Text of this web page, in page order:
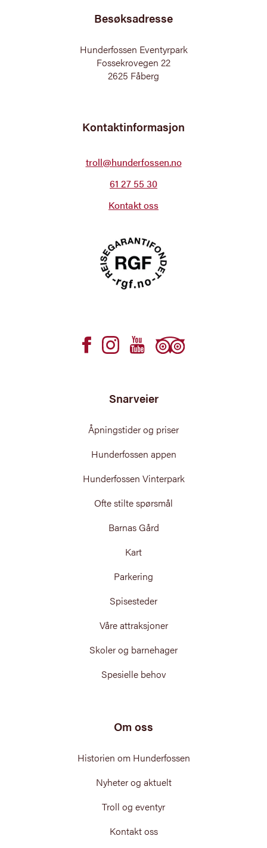
Besøksadresse
Hunderfossen Eventyrpark
Fossekrovegen 22
2625 Fåberg
Kontaktinformasjon
troll@hunderfossen.no
61 27 55 30
Kontakt oss
Snarveier
Åpningstider og priser
Hunderfossen appen
Hunderfossen Vinterpark
Ofte stilte spørsmål
Barnas Gård
Kart
Parkering
Spisesteder
Våre attraksjoner
Skoler og barnehager
Spesielle behov
Om oss
Historien om Hunderfossen
Nyheter og aktuelt
Troll og eventyr
Kontakt oss